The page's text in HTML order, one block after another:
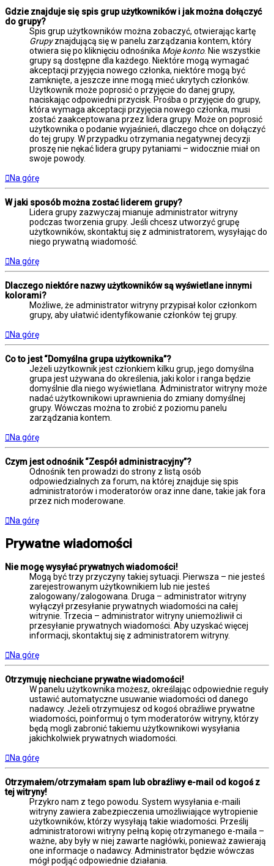
Gdzie znajduje się spis grup użytkowników i jak można dołączyć
do grupy?
Spis grup użytkowników można zobaczyć, otwierając kartę
Grupyznajdującą się w panelu zarządzania kontem, który
otwiera się po kliknięciu odnośnika Moje konto. Nie wszystkie
grupy są dostępne dla każdego. Niektóre mogą wymagać
akceptacji przyjęcia nowego członka, niektóre mogą być
zamknięte, a jeszcze inne mogą mieć ukrytych członków.
Użytkownik może poprosić o przyjęcie do danej grupy,
naciskając odpowiedni przycisk. Prośba o przyjęcie do grupy,
która wymaga akceptacji przyjęcia nowego członka, musi
zostać zaakceptowana przez lidera grupy. Może on poprosić
użytkownika o podanie wyjaśnień, dlaczego chce on dołączyć
do tej grupy. W przypadku otrzymania negatywnej decyzji
proszę nie nękać lidera grupy pytaniami – widocznie miał on
swoje powody.
Na górę
W jaki sposób można zostać liderem grupy?
Lidera grupy zazwyczaj mianuje administrator witryny
podczas tworzenia grupy. Jeśli chcesz utworzyć grupę
użytkowników, skontaktuj się z administratorem, wysyłając do
niego prywatną wiadomość.
Na górę
Dlaczego niektóre nazwy użytkowników są wyświetlane innymi
kolorami?
Możliwe, że administrator witryny przypisał kolor członkom
grupy, aby ułatwić identyfikowanie członków tej grupy.
Na górę
Co to jest “Domyślna grupa użytkownika”?
Jeżeli użytkownik jest członkiem kilku grup, jego domyślna
grupa jest używana do określenia, jaki kolor i ranga będzie
domyślnie dla niego wyświetlana. Administrator witryny może
nadać użytkownikowi uprawnienia do zmiany domyślnej
grupy. Wówczas można to zrobić z poziomu panelu
zarządzania kontem.
Na górę
Czym jest odnośnik “Zespół administracyjny”?
Odnośnik ten prowadzi do strony z listą osób
odpowiedzialnych za forum, na której znajduje się spis
administratorów i moderatorów oraz inne dane, takie jak fora
przez nich moderowane.
Na górę
Prywatne wiadomości
Nie mogę wysyłać prywatnych wiadomości!
Mogą być trzy przyczyny takiej sytuacji. Pierwsza – nie jesteś
zarejestrowanym użytkownikiem lub nie jesteś
zalogowany/zalogowana. Druga – administrator witryny
wyłączył przesyłanie prywatnych wiadomości na całej
witrynie. Trzecia – administrator witryny uniemożliwił ci
przesyłanie prywatnych wiadomości. Aby uzyskać więcej
informacji, skontaktuj się z administratorem witryny.
Na górę
Otrzymuję niechciane prywatne wiadomości!
W panelu użytkownika możesz, określając odpowiednie reguły
ustawić automatyczne usuwanie wiadomości od danego
nadawcy. Jeżeli otrzymujesz od kogoś obraźliwe prywatne
wiadomości, poinformuj o tym moderatorów witryny, którzy
będą mogli zabronić takiemu użytkownikowi wysyłania
jakichkolwiek prywatnych wiadomości.
Na górę
Otrzymałem/otrzymałam spam lub obraźliwy e-mail od kogoś z
tej witryny!
Przykro nam z tego powodu. System wysyłania e-maili
witryny zawiera zabezpieczenia umożliwiające wytropienie
użytkowników, którzy wysyłają takie wiadomości. Prześlij
administratorowi witryny pełną kopię otrzymanego e-maila –
ważne, aby były w niej zawarte nagłówki, ponieważ zawierają
one informacje o nadawcy. Administrator będzie wówczas
mógł podjąć odpowiednie działania.